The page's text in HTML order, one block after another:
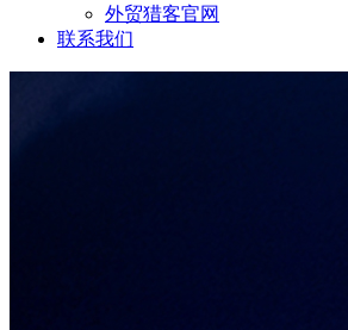
外贸猎客官网
联系我们